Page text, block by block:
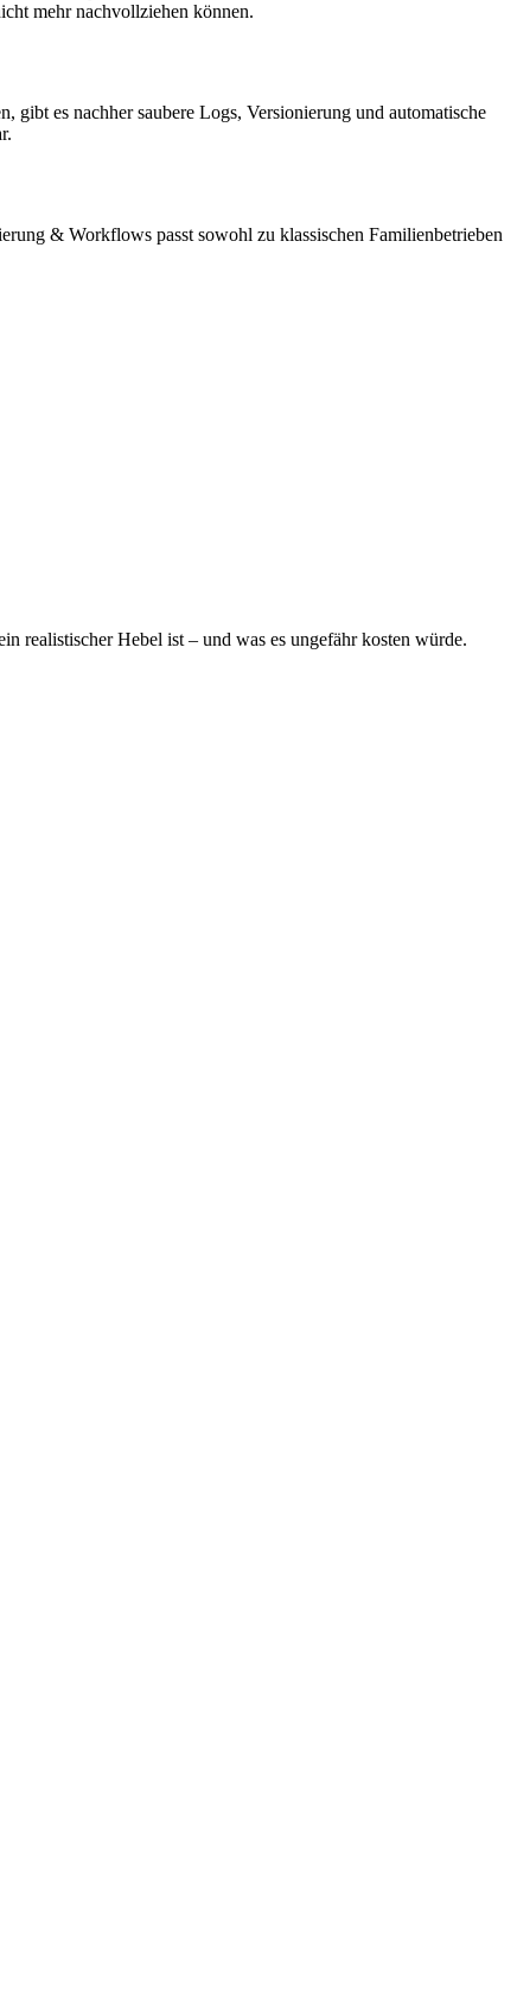
mehr nachvollziehen können.
es nachher saubere Logs, Versionierung und automatische
& Workflows passt sowohl zu klassischen Familienbetrieben
realistischer Hebel ist – und was es ungefähr kosten würde.